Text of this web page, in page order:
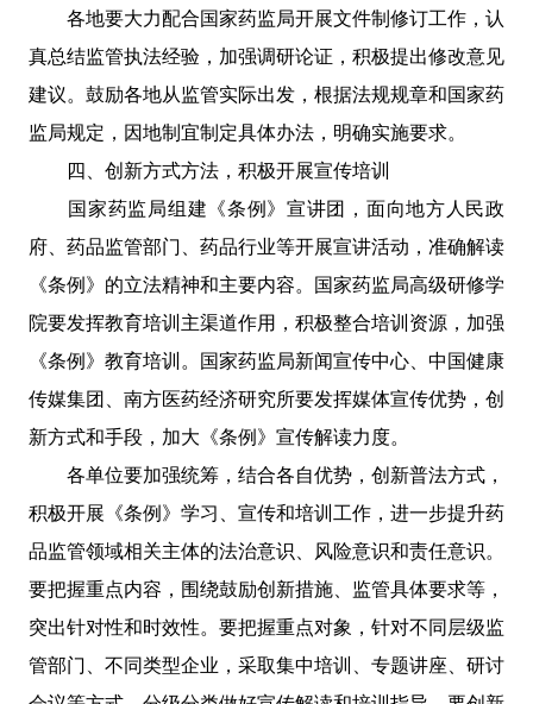
各地要大力配合国家药监局开展文件制修订工作，认
真总结监管执法经验，加强调研论证，积极提出修改意见
建议。鼓励各地从监管实际出发，根据法规规章和国家药
监局规定，因地制宜制定具体办法，明确实施要求。
四、创新方式方法，积极开展宣传培训
国家药监局组建《条例》宣讲团，面向地方人民政
府、药品监管部门、药品行业等开展宣讲活动，准确解读
《条例》的立法精神和主要内容。国家药监局高级研修学
院要发挥教育培训主渠道作用，积极整合培训资源，加强
《条例》教育培训。国家药监局新闻宣传中心、中国健康
传媒集团、南方医药经济研究所要发挥媒体宣传优势，创
新方式和手段，加大《条例》宣传解读力度。
各单位要加强统筹，结合各自优势，创新普法方式，
积极开展《条例》学习、宣传和培训工作，进一步提升药
品监管领域相关主体的法治意识、风险意识和责任意识。
要把握重点内容，围绕鼓励创新措施、监管具体要求等，
突出针对性和时效性。要把握重点对象，针对不同层级监
管部门、不同类型企业，采取集中培训、专题讲座、研讨